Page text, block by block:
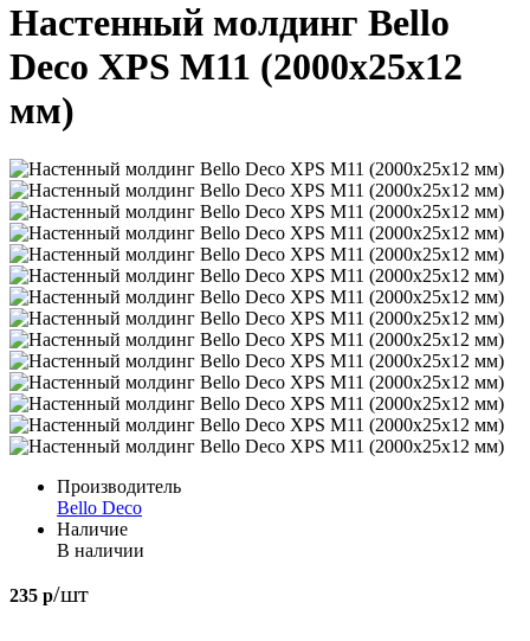
Настенный молдинг Bellо
Deco XPS М11 (2000х25х12
мм)
Производитель
Bello Deco
Наличие
В наличии
235 р/шт